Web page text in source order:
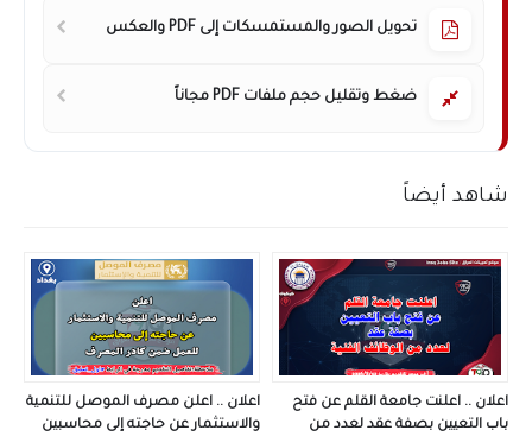
تحويل الصور والمستمسكات إلى PDF والعكس
ضغط وتقليل حجم ملفات PDF مجاناً
شاهد أيضاً
اعلان .. اعلنت جامعة القلم عن فتح
باب التعيين بصفة عقد لعدد من
اعلان .. اعلن مصرف الموصل للتنمية
والاستثمار عن حاجته إلى محاسبين